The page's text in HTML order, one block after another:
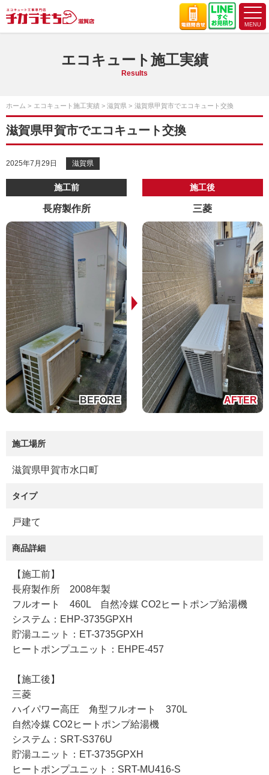
エコキュート施工実績
Results
ホーム エコキュート施工実績 滋賀県 滋賀県甲賀市でエコキュート交換
滋賀県甲賀市でエコキュート交換
2025年7月29日 滋賀県
施工前
長府製作所
施工後
三菱
施工場所
滋賀県甲賀市水口町
タイプ
戸建て
商品詳細
【施工前】
長府製作所 2008年製
フルオート 460L 自然冷媒 CO2ヒートポンプ給湯機
システム：EHP-3735GPXH
貯湯ユニット：ET-3735GPXH
ヒートポンプユニット：EHPE-457
【施工後】
三菱
ハイパワー高圧 角型フルオート 370L
自然冷媒 CO2ヒートポンプ給湯機
システム：SRT-S376U
貯湯ユニット：ET-3735GPXH
ヒートポンプユニット：SRT-MU416-S